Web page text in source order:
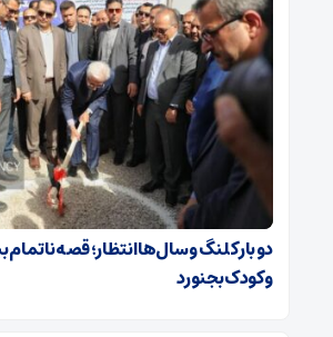
دو بار کلنگ و سال‌ها انتظار؛ قصه ناتمام
و کودک بجنورد